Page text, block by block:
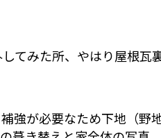
てみた所、やはり屋根瓦
強が必要なため下地（野